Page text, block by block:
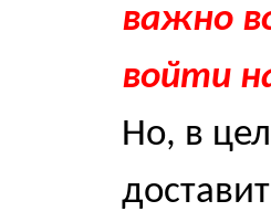
важно
войти
Но, в